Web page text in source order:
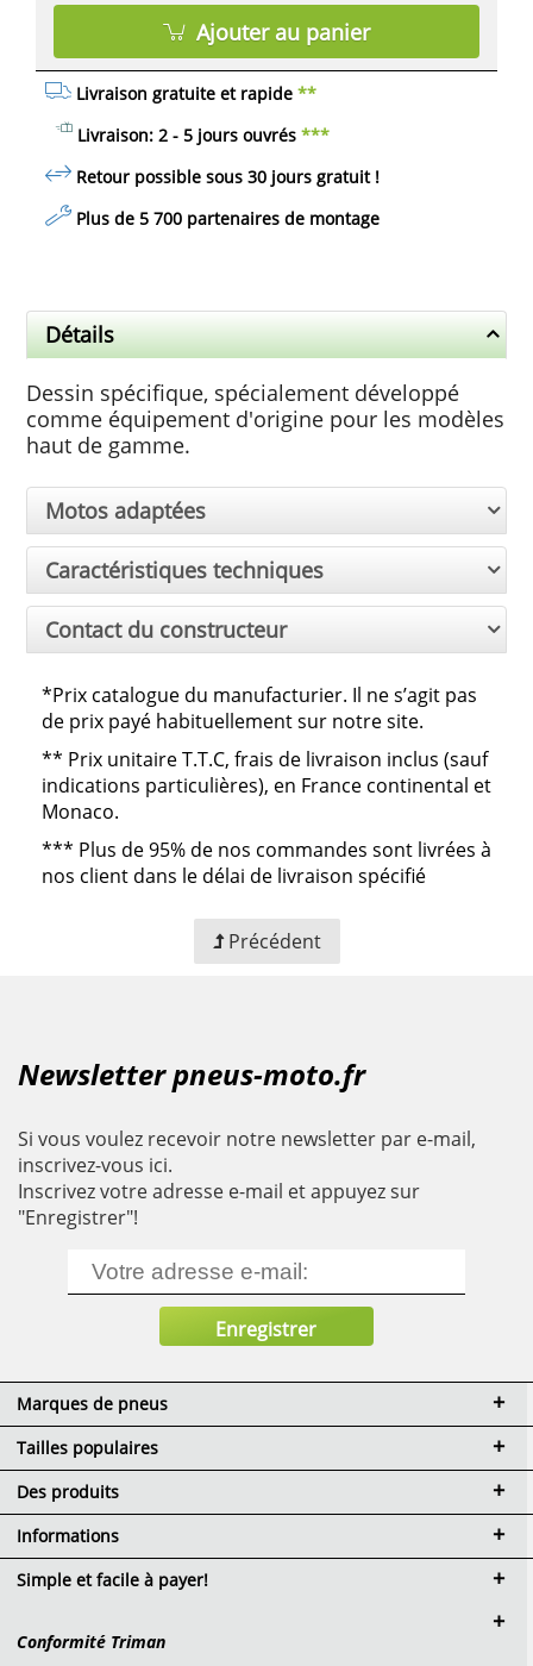
Livraison gratuite et rapide **
Livraison: 2 - 5 jours ouvrés ***
Retour possible sous 30 jours gratuit!
Plus de 5 700 partenaires de montage
Ajouter au panier
Détails
Dessin spécifique, spécialement développé
comme équipement d'origine pour les modèles
haut de gamme.
Motos adaptées
Caractéristiques techniques
Contact du constructeur
*Prix catalogue du manufacturier. Il ne s’agit pas
de prix payé habituellement sur notre site.
** Prix unitaire T.T.C, frais de livraison inclus (sauf
indications particulières), en France continental et
Monaco.
*** Plus de 95% de nos commandes sont livrées à
nos client dans le délai de livraison spécifié
Précédent
Newsletter pneus-moto.fr
Si vous voulez recevoir notre newsletter par e-mail,
inscrivez-vous ici.
Inscrivez votre adresse e-mail et appuyez sur
"Enregistrer"!
Marques de pneus
Tailles populaires
Des produits
Informations
Simple et facile à payer!
Conformité Triman